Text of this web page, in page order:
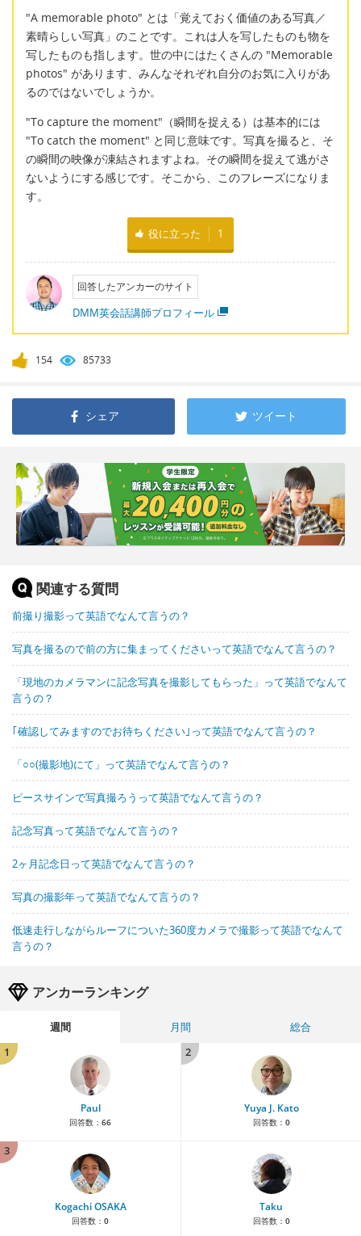
"A memorable photo" とは「覚えておく価値のある写真／
素晴らしい写真」のことです。これは人を写したものも物を
写したものも指します。世の中にはたくさんの "Memorable
photos" があります、みんなそれぞれ自分のお気に入りがあ
るのではないでしょうか。
"To capture the moment"（瞬間を捉える）は基本的には
"To catch the moment" と同じ意味です。写真を撮ると、そ
の瞬間の映像が凍結されますよね。その瞬間を捉えて逃がさ
ないようにする感じです。そこから、このフレーズになりま
す。
役に立った 1
回答したアンカーのサイト
DMM英会話講師プロフィール
154 85733
シェア ツイート
関連する質問
前撮り撮影って英語でなんて言うの？
写真を撮るので前の方に集まってくださいって英語でなんて言うの？
「現地のカメラマンに記念写真を撮影してもらった」って英語でなんて
言うの？
｢確認してみますのでお待ちください｣って英語でなんて言うの？
「○○(撮影地)にて」って英語でなんて言うの？
ピースサインで写真撮ろうって英語でなんて言うの？
記念写真って英語でなんて言うの？
2ヶ月記念日って英語でなんて言うの？
写真の撮影年って英語でなんて言うの？
低速走行しながらルーフについた360度カメラで撮影って英語でなんて
言うの？
アンカーランキング
週間 月間
総合
1
Paul
回答数： 66
2
Yuya J. Kato
回答数： 0
3
Kogachi OSAKA
回答数： 0
Taku
回答数： 0